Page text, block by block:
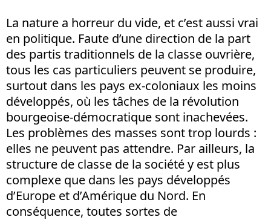
La nature a horreur du vide, et c’est aussi vrai
en politique. Faute d’une direction de la part
des partis traditionnels de la classe ouvrière,
tous les cas particuliers peuvent se produire,
surtout dans les pays ex-coloniaux les moins
développés, où les tâches de la révolution
bourgeoise-démocratique sont inachevées.
Les problèmes des masses sont trop lourds :
elles ne peuvent pas attendre. Par ailleurs, la
structure de classe de la société y est plus
complexe que dans les pays développés
d’Europe et d’Amérique du Nord. En
conséquence, toutes sortes de